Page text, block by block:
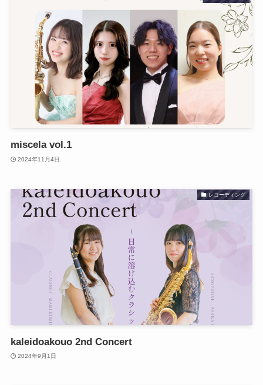
miscela vol.1
2024年11月4日
レコーディング
kaleidoakouo 2nd Concert
2024年9月1日